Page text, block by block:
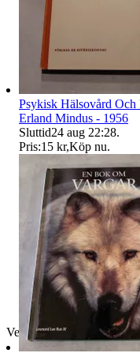
Verifierad
Psykisk Hälsovård
Erland Mindus - 1956
Sluttid24 aug 22:28.
Pris:15 kr,Köp nu.